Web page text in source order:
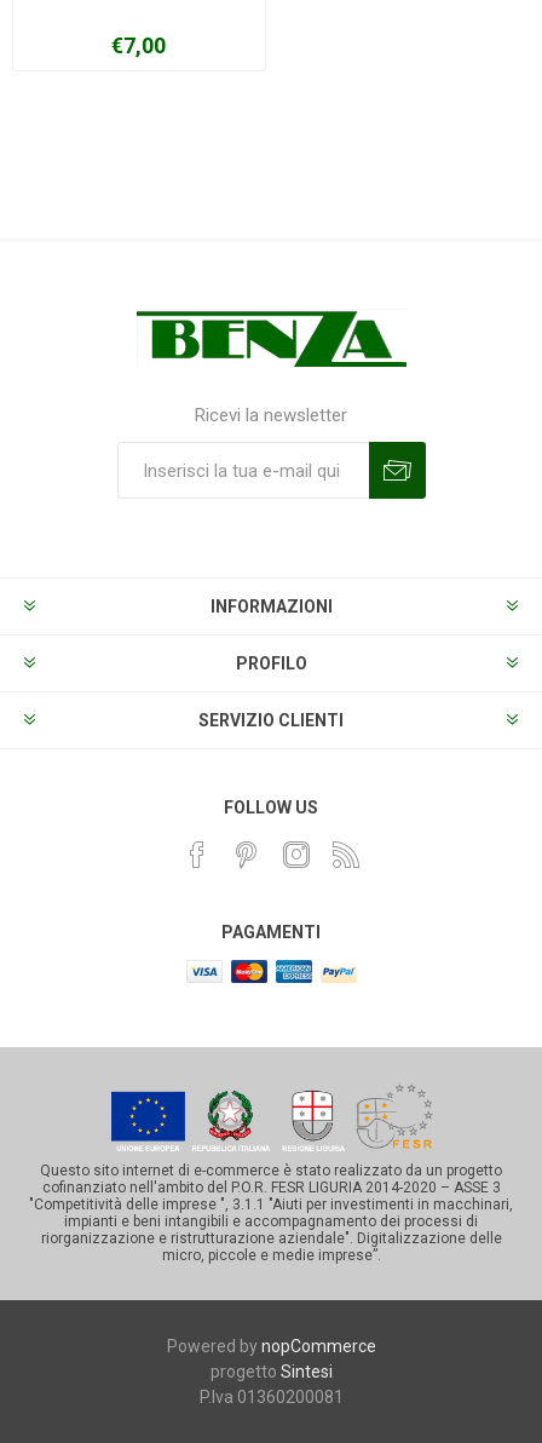
€7,00
Ricevi la newsletter
INFORMAZIONI
PROFILO
SERVIZIO CLIENTI
FOLLOW US
PAGAMENTI
Questo sito internet di e-commerce è stato realizzato da un progetto
cofinanziato nell'ambito del P.O.R. FESR LIGURIA 2014-2020 – ASSE 3
"Competitività delle imprese ", 3.1.1 "Aiuti per investimenti in macchinari,
impianti e beni intangibili e accompagnamento dei processi di
riorganizzazione e ristrutturazione aziendale". Digitalizzazione delle
micro, piccole e medie imprese”.
Powered bynopCommerce
progetto Sintesi
P.Iva 01360200081